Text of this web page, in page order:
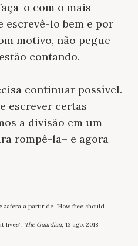
o com o mais
escrevê-lo bem e por
motivo, não pegue
contando.
continuar possível.
escrever certas
a divisão em um
rompê-la– e agora
a partir de “How free should
lives”, The Guardian, 13 ago. 2018